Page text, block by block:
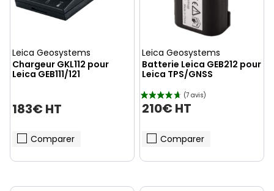
Leica Geosystems
Chargeur GKL112 pour
Leica GEB111/121
183€ HT
Comparer
Leica Geosystems
Batterie Leica GEB212 pour
Leica TPS/GNSS
210€ HT
Comparer